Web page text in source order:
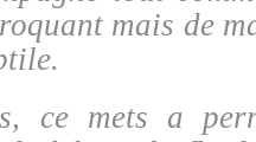
mais de
ce mets a